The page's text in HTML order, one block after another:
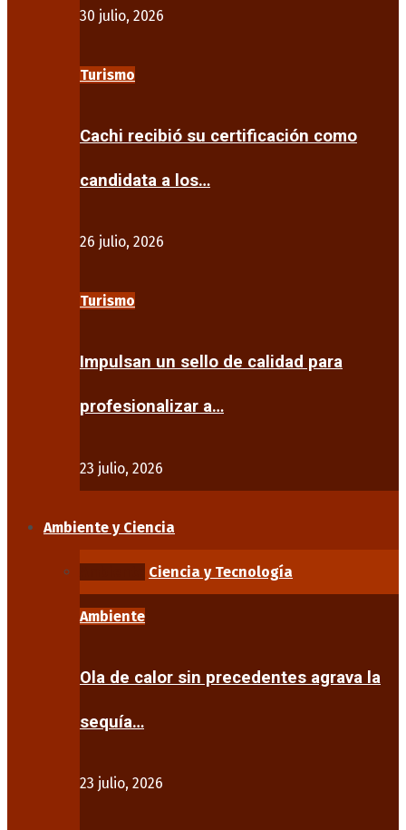
30 julio, 2026
Turismo
Cachi recibió su certificación como
candidata a los…
26 julio, 2026
Turismo
Impulsan un sello de calidad para
profesionalizar a…
23 julio, 2026
Ambiente y Ciencia
Ciencia y Tecnología
Ambiente
Ola de calor sin precedentes agrava la
sequía…
23 julio, 2026